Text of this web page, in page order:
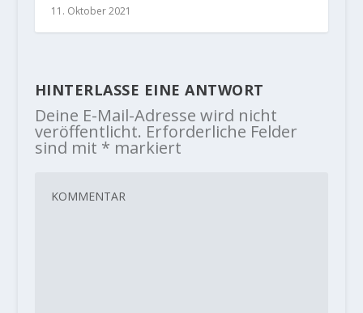
11. Oktober 2021
HINTERLASSE EINE ANTWORT
Deine E-Mail-Adresse wird nicht
veröffentlicht. Erforderliche Felder
sind mit * markiert